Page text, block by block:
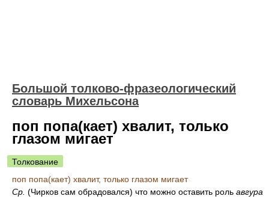
Большой толково-фразеологический
словарь Михельсона
поп попа(кает) хвалит, только
глазом мигает
Толкование
поп попа(кает) хвалит, только глазом мигает
Ср. (Чирков сам обрадовался) что можно оставить роль авгура